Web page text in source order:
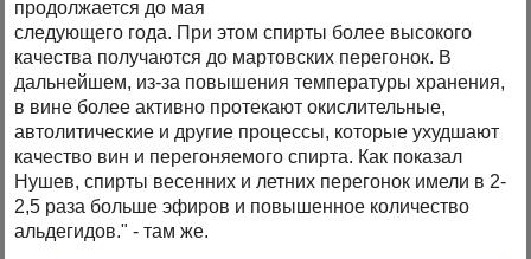
продолжается до мая
следующего года. При этом спирты более высокого
качества получаются до мартовских перегонок. В
дальнейшем, из-за повышения температуры хранения,
в вине более активно протекают окислительные,
автолитические и другие процессы, которые ухудшают
качество вин и перегоняемого спирта. Как показал
Нушев, спирты весенних и летних перегонок имели в 2-
2,5 раза больше эфиров и повышенное количество
альдегидов." - там же.